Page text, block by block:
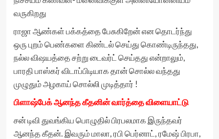
வருகிறது
ராஜா ஆண்கள் பக்கத்தை பேசுகிறேன் என தொடர்ந்து
ஒரு புறம் பெண்களை கிண்டல் செய்து கொண்டிருந்தது,
நல்ல விஷயத்தை சற்று டைவர்ட் செய்தது என்றாலும்,
பாரதி பாஸ்கர் விடாப்பிடியாக தான் சொல்ல வந்தது
முழுதும் அழகாய் சொல்லி முடித்தார் !
பிளாஷ்பேக் ஆனந்த கீதனின் வார்த்தை விளையாட்டு
சன் டிவி துவங்கிய பொழுதில் பிரபலமாக இருந்தவர்
ஆனந்த கீதன். இவரும் மாலா, ரபி பெர்னாட், ரமேஷ் பிரபா,